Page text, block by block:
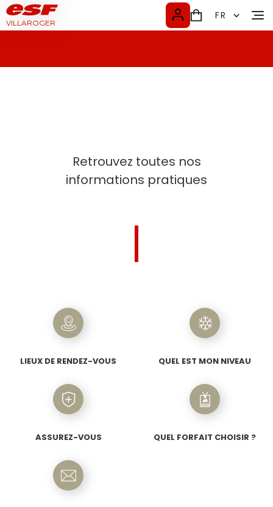
VILLAROGER
FR
Retrouvez toutes nos
informations pratiques
LIEUX DE RENDEZ-VOUS QUEL EST MON NIVEAU
ASSUREZ-VOUS QUEL FORFAIT CHOISIR ?